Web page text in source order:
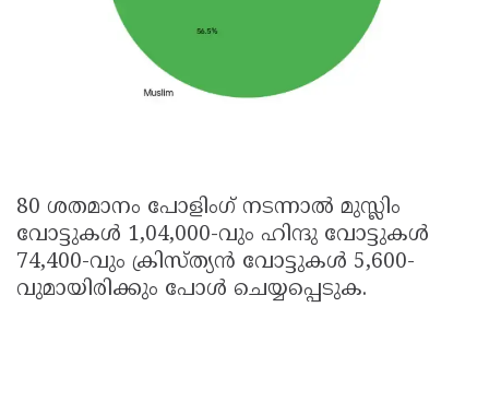
80 ശതമാനം പോളിംഗ് നടന്നാൽ മുസ്ലിം
വോട്ടുകൾ 1,04,000-വും ഹിന്ദു വോട്ടുകൾ
74,400-വും ക്രിസ്ത്യൻ വോട്ടുകൾ 5,600-
വുമായിരിക്കും പോൾ ചെയ്യപ്പെടുക.